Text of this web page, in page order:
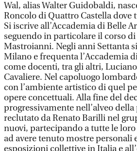
Wal, alias Walter Guidobaldi,
Roncolo di Quattro Castella dove
Si iscrive all’Accademia di Belle
seguendo in particolare il corso
Mastroianni. Negli anni Settanta
Milano e frequenta l’Accademia
come docenti, tra gli altri,
Cavaliere. Nel capoluogo
con l’ambiente artistico di quel
opere concettuali. Alla fine del
progressivamente nell’alveo
reclutato da Renato Barilli nel
nuovi, partecipando a tutte le
ad avere tenuto mostre personali
esposizioni collettive in Italia e